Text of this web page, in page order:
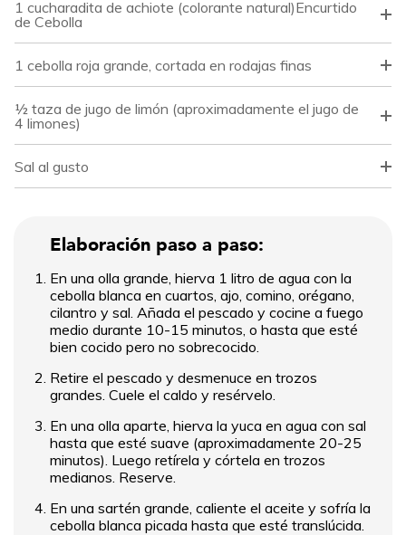
1 cucharadita de achiote (colorante natural)Encurtido
de Cebolla
1 cebolla roja grande, cortada en rodajas finas
½ taza de jugo de limón (aproximadamente el jugo de
4 limones)
Sal al gusto
Elaboración paso a paso:
En una olla grande, hierva 1 litro de agua con la
cebolla blanca en cuartos, ajo, comino, orégano,
cilantro y sal. Añada el pescado y cocine a fuego
medio durante 10-15 minutos, o hasta que esté
bien cocido pero no sobrecocido.
Retire el pescado y desmenuce en trozos
grandes. Cuele el caldo y resérvelo.
En una olla aparte, hierva la yuca en agua con sal
hasta que esté suave (aproximadamente 20-25
minutos). Luego retírela y córtela en trozos
medianos. Reserve.
En una sartén grande, caliente el aceite y sofría la
cebolla blanca picada hasta que esté translúcida.